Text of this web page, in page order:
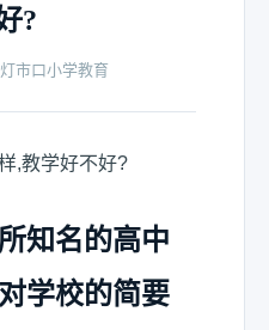
?
灯市口小学教育
知名的高中
学校的简要